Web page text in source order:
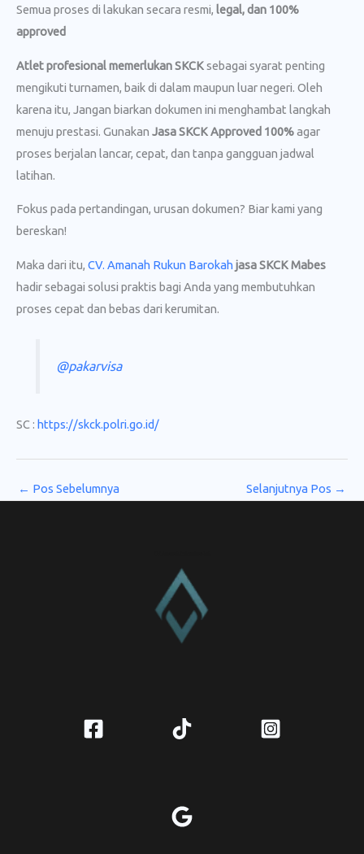
Semua proses di lakukan secara resmi, legal, dan 100%
approved
Atlet profesional memerlukan SKCKsebagai syarat penting
mengikuti turnamen, baik di dalam maupun luar negeri. Oleh
karena itu, Jangan biarkan dokumen ini menghambat langkah
menuju prestasi. Gunakan Jasa SKCK Approved 100%agar
proses berjalan lancar, cepat, dan tanpa gangguan jadwal
latihan.
Fokus pada pertandingan, urusan dokumen? Biar kami yang
bereskan!
Maka dari itu, CV. Amanah Rukun Barokah jasa SKCK Mabes
hadir sebagai solusi praktis bagi Anda yang membutuhkan
proses cepat dan bebas dari kerumitan.
@pakarvisa
SC : https://skck.polri.go.id/
← Pos Sebelumnya Selanjutnya Pos →